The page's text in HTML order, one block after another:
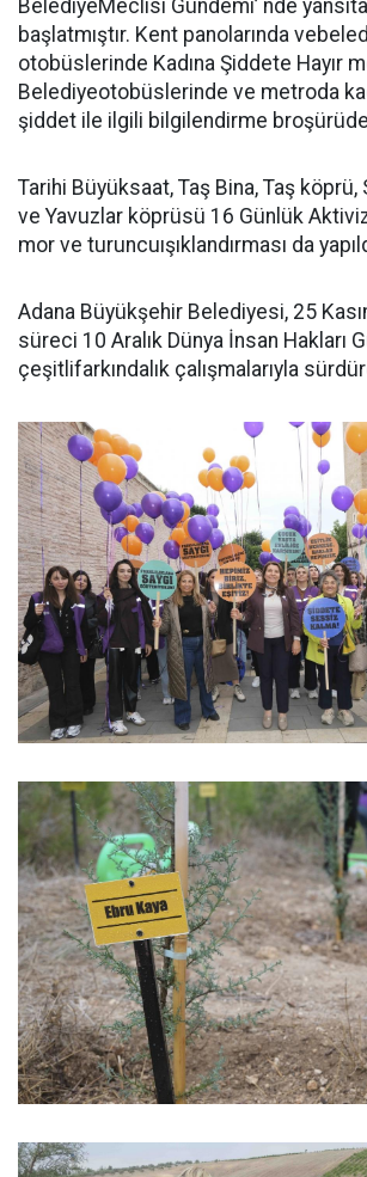
BelediyeMeclisi Gündemi’ nde
başlatmıştır. Kent panolarında
otobüslerinde Kadına Şiddete Hayır
Belediyeotobüslerinde ve metroda
şiddet ile ilgili bilgilendirme broşürüde
Tarihi Büyüksaat, Taş Bina, Taş
ve Yavuzlar köprüsü 16 Günlük
mor ve turuncuışıklandırması da
Adana Büyükşehir Belediyesi, 25
süreci 10 Aralık Dünya İnsan Hakları
çeşitlifarkındalık çalışmalarıyla